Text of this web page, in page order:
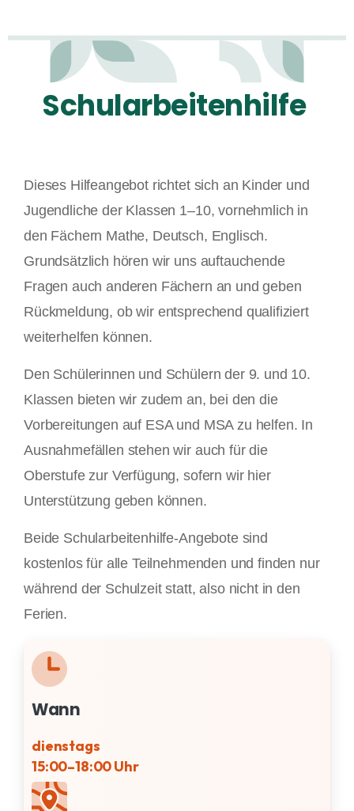
Dieses Hilfeangebot richtet sich an Kinder und
Jugendliche der Klassen 1–10, vornehmlich in
den Fächern Mathe, Deutsch, Englisch.
Grundsätzlich hören wir uns auftauchende
Fragen auch anderen Fächern an und geben
Rückmeldung, ob wir entsprechend qualifiziert
weiterhelfen können.
Den Schülerinnen und Schülern der 9. und 10.
Klassen bieten wir zudem an, bei den die
Vorbereitungen auf ESA und MSA zu helfen. In
Ausnahmefällen stehen wir auch für die
Oberstufe zur Verfügung, sofern wir hier
Unterstützung geben können.
Beide Schularbeitenhilfe-Angebote sind
kostenlos für alle Teilnehmenden und finden nur
während der Schulzeit statt, also nicht in den
Ferien.
Wann
dienstags
15:00–18:00 Uhr